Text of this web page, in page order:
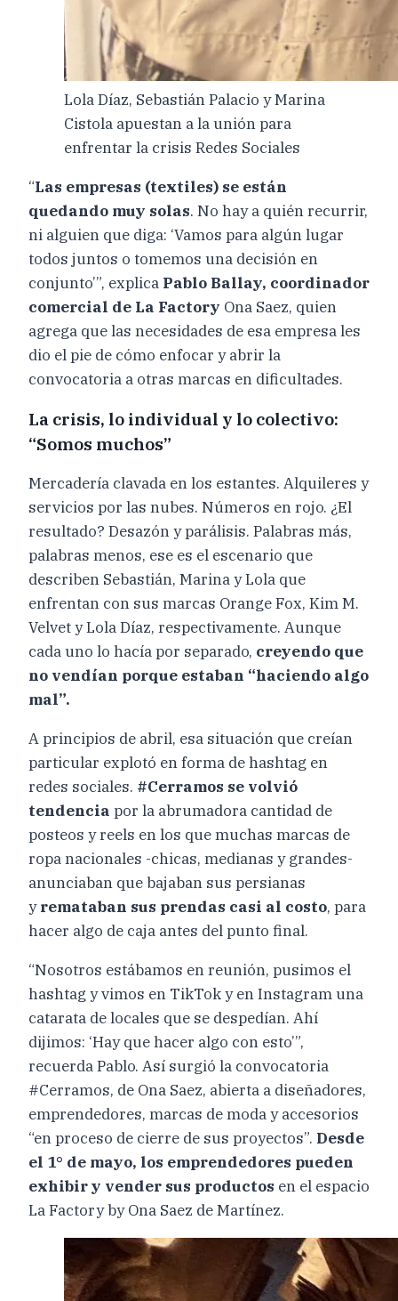
Lola Díaz, Sebastián Palacio y Marina
Cistola apuestan a la unión para
enfrentar la crisis Redes Sociales
“Las empresas (textiles) se están
quedando muy solas. No hay a quién recurrir,
ni alguien que diga: ‘Vamos para algún lugar
todos juntos o tomemos una decisión en
conjunto’”, explica Pablo Ballay, coordinador
comercial de La Factory Ona Saez, quien
agrega que las necesidades de esa empresa les
dio el pie de cómo enfocar y abrir la
convocatoria a otras marcas en dificultades.
La crisis, lo individual y lo colectivo:
“Somos muchos”
Mercadería clavada en los estantes. Alquileres y
servicios por las nubes. Números en rojo. ¿El
resultado? Desazón y parálisis. Palabras más,
palabras menos, ese es el escenario que
describen Sebastián, Marina y Lola que
enfrentan con sus marcas Orange Fox, Kim M.
Velvet y Lola Díaz, respectivamente. Aunque
cada uno lo hacía por separado, creyendo que
no vendían porque estaban “haciendo algo
mal”.
A principios de abril, esa situación que creían
particular explotó en forma de hashtag en
redes sociales. #Cerramos se volvió
tendencia por la abrumadora cantidad de
posteos y reels en los que muchas marcas de
ropa nacionales -chicas, medianas y grandes-
anunciaban que bajaban sus persianas
yremataban sus prendas casi al costo, para
hacer algo de caja antes del punto final.
“Nosotros estábamos en reunión, pusimos el
hashtag y vimos en TikTok y en Instagram una
catarata de locales que se despedían. Ahí
dijimos: ‘Hay que hacer algo con esto’”,
recuerda Pablo. Así surgió la convocatoria
#Cerramos, de Ona Saez, abierta a diseñadores,
emprendedores, marcas de moda y accesorios
“en proceso de cierre de sus proyectos”. Desde
el 1° de mayo, los emprendedores pueden
exhibir y vender sus productos en el espacio
La Factory by Ona Saez de Martínez.